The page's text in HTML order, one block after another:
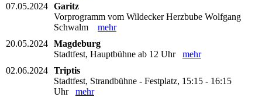
07.05.2024 Garitz
Vorprogramm vom Wildecker Herzbube Wolfgang
Schwalm mehr
20.05.2024 Magdeburg
Stadtfest, Hauptbühne ab 12 Uhr mehr
02.06.2024 Triptis
Stadtfest, Strandbühne - Festplatz, 15:15 - 16:15
Uhr mehr